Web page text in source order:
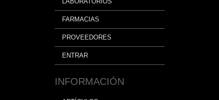
FARMACIAS
PROVEEDORES
ENTRAR
INFORMACIÓN